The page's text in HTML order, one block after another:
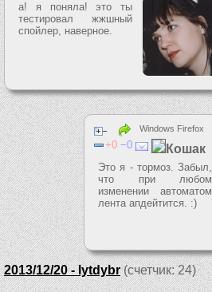
а! я поняла! это ты
тестировал жжшный
спойлер, наверное.
Windows Firefox
0 0 Кошак
Это я - тормоз. Забыл,
что при любом
изменении автоматом
лента апдейтится. :)
2013/12/20 - lytdybr(счетчик: 24)